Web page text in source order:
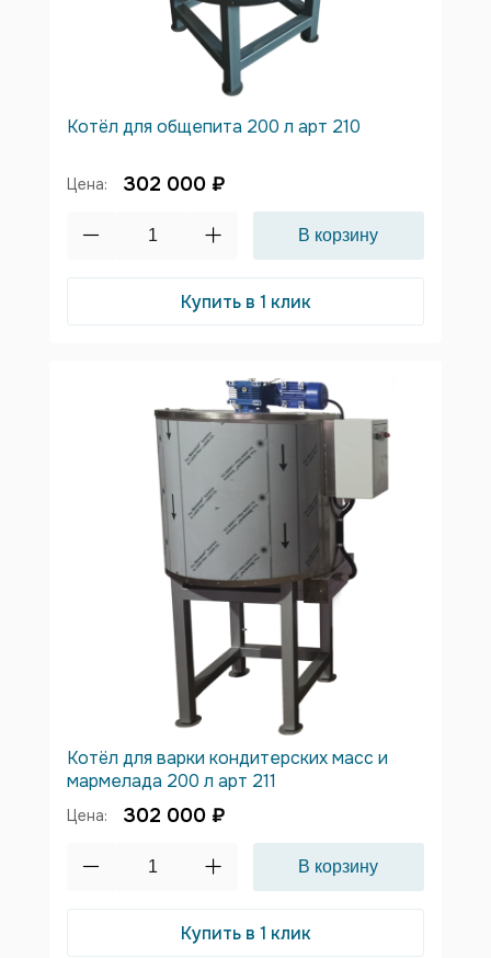
Котёл для общепита 200 л арт 210
Цена: 302 000 ₽
Купить в 1 клик
Котёл для варки кондитерских масс и
мармелада 200 л арт 211
Цена: 302 000 ₽
Купить в 1 клик